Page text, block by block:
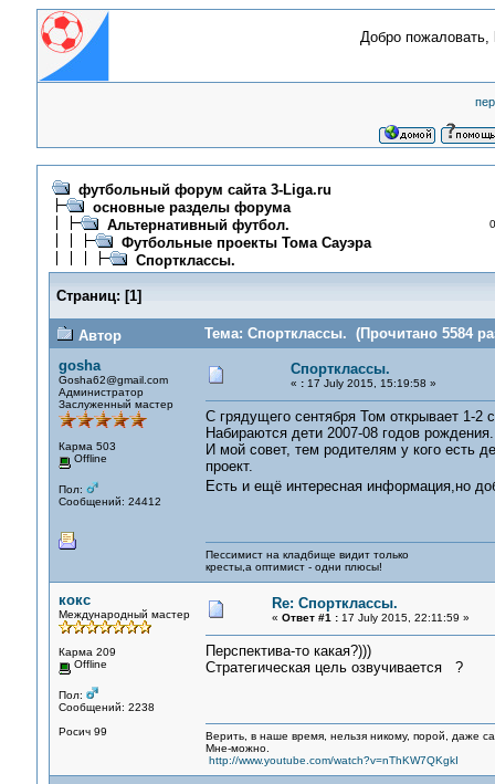
Добро пожаловать,
футбольный форум сайта 3-Liga.ru
основные разделы форума
Альтернативный футбол.
Футбольные проекты Тома Сауэра
Спортклассы.
Страниц: [1]
Автор
Тема: Спортклассы. (Прочитано 5584
gosha
Gosha62@gmail.com
Администратор
Заслуженный мастер
Карма 503
Offline
Пол:
Сообщений: 24412
Спортклассы.
« :17 July 2015, 15:19:58 »
С грядущего сентября Том открывает 1-2
Набираются дети 2007-08 годов рождения.
И мой совет, тем родителям у кого есть
проект.
Есть и ещё интересная информация,но
Пессимист на кладбище видит только
кресты,а оптимист - одни плюсы!
кокс
Международный мастер
Карма 209
Offline
Пол:
Сообщений: 2238
Росич 99
Re: Спортклассы.
« Ответ #1 :17 July 2015, 22:11:59 »
Перспектива-то какая?)))
Стратегическая цель озвучивается ?
Верить, в наше время, нельзя никому, порой, даже
Мне-можно.
http://www.youtube.com/watch?v=nThKW7QKgkI